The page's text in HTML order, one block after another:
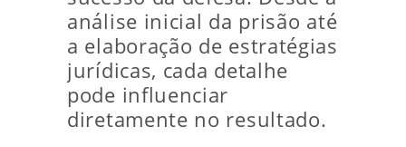
análise inicial da prisão até
a elaboração de estratégias
jurídicas, cada detalhe
pode influenciar
diretamente no resultado.